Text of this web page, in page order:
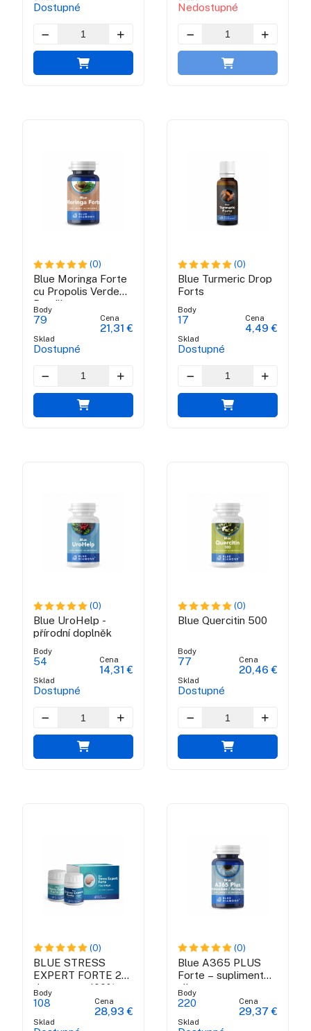
Dostupné Nedostupné
(0)
Blue Moringa Forte
cu Propolis Verde
Brazilian
Body
79
Sklad
Dostupné
Cena
21,31 €
(0)
Blue Turmeric Drop
Forts
Body
17
Sklad
Dostupné
Cena
4,49 €
(0)
Blue UroHelp -
přírodní doplněk
Body
54
Sklad
Dostupné
Cena
14,31 €
(0)
Blue Quercitin 500
Body
77
Sklad
Dostupné
Cena
20,46 €
(0)
BLUE STRESS
EXPERT FORTE 24
den a noc - 100%
přírodní antistresový
Body
108
Sklad
Cena
28,93 €
(0)
Blue A365 PLUS
Forte – supliment
alimentar
antioxidant
Body
220
Sklad
Cena
29,37 €